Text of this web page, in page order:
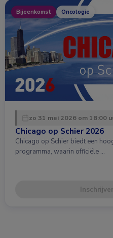
Bijeenkomst Oncologie
zo 31 mei 2026 om 18:00
Chicago op Schier 2026
Chicago op Schier biedt een
programma, waarin officiële …